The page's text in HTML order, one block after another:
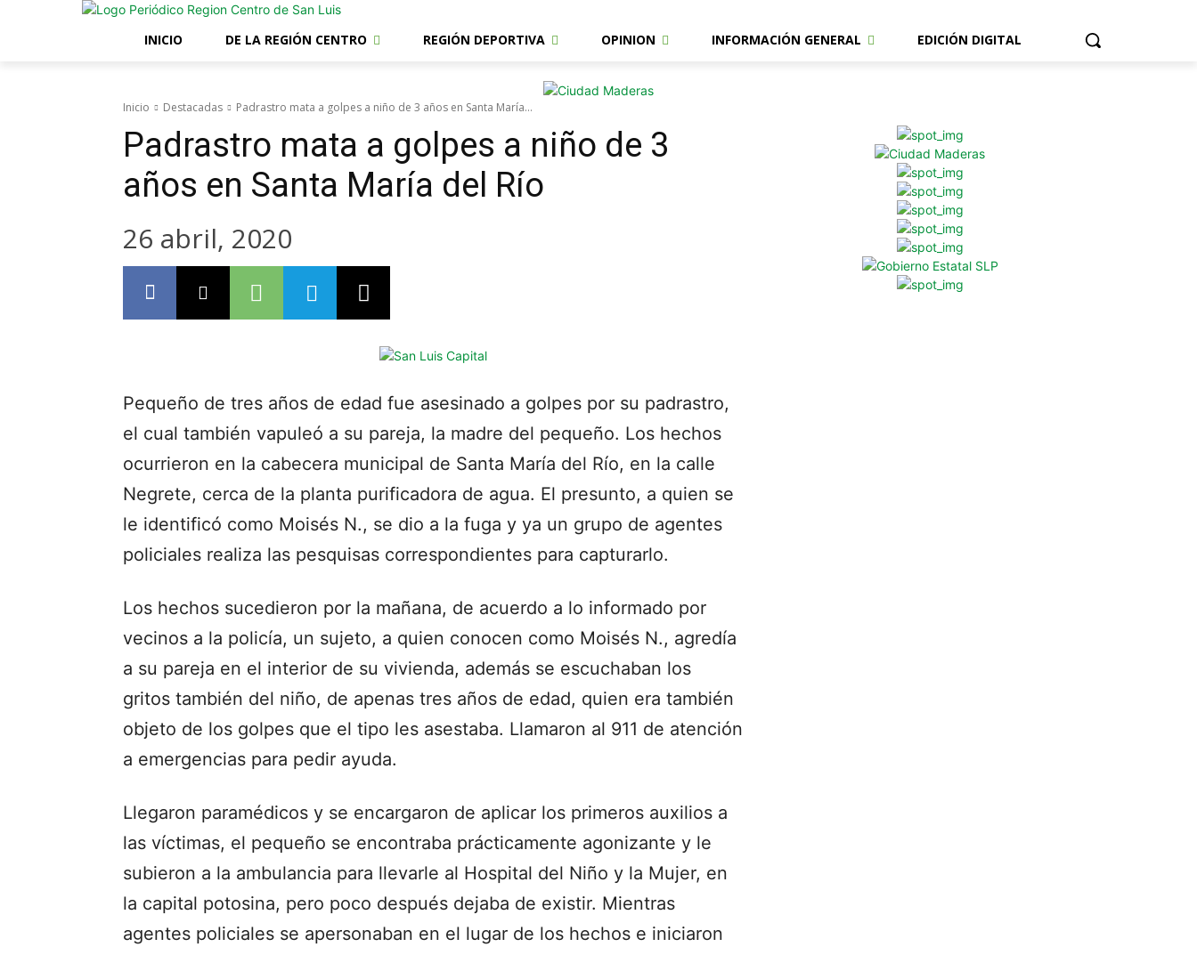
INICIO DE LA REGIÓN CENTRO REGIÓN DEPORTIVA OPINION INFORMACIÓN GENERAL EDICIÓN DIGITAL
Inicio Destacadas Padrastro mata a golpes a niño de 3 años en Santa María...
Padrastro mata a golpes a niño de 3
años en Santa María del Río
26 abril, 2020
Pequeño de tres años de edad fue asesinado a golpes por su padrastro,
el cual también vapuleó a su pareja, la madre del pequeño. Los hechos
ocurrieron en la cabecera municipal de Santa María del Río, en la calle
Negrete, cerca de la planta purificadora de agua. El presunto, a quien se
le identificó como Moisés N., se dio a la fuga y ya un grupo de agentes
policiales realiza las pesquisas correspondientes para capturarlo.
Los hechos sucedieron por la mañana, de acuerdo a lo informado por
vecinos a la policía, un sujeto, a quien conocen como Moisés N., agredía
a su pareja en el interior de su vivienda, además se escuchaban los
gritos también del niño, de apenas tres años de edad, quien era también
objeto de los golpes que el tipo les asestaba. Llamaron al 911 de atención
a emergencias para pedir ayuda.
Llegaron paramédicos y se encargaron de aplicar los primeros auxilios a
las víctimas, el pequeño se encontraba prácticamente agonizante y le
subieron a la ambulancia para llevarle al Hospital del Niño y la Mujer, en
la capital potosina, pero poco después dejaba de existir. Mientras
agentes policiales se apersonaban en el lugar de los hechos e iniciaron